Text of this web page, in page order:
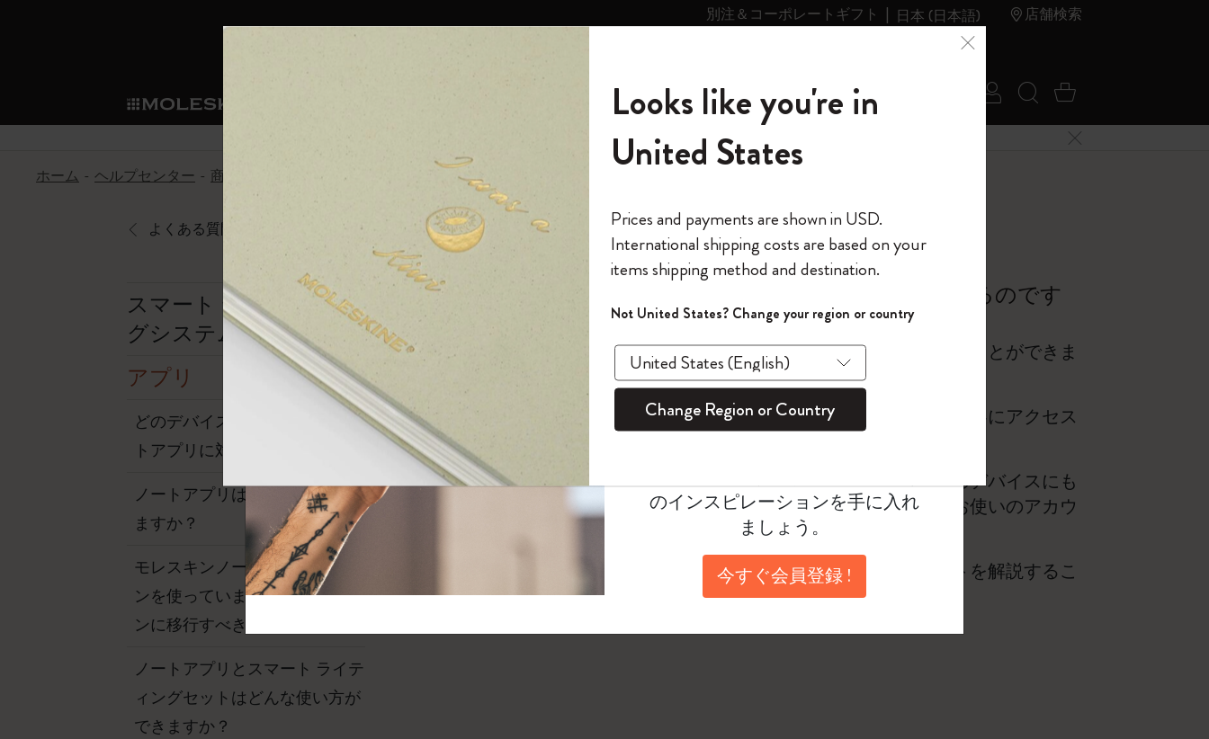
別注＆コーポレートギフト 日本 (日本語) 店舗検索
ノートブック
ノートブック
The Original Notebook
ミニノートブックチャーム
カイエ ＆ ジャーナル
セット
パッションジャーナル
スチューデントカイエジャーナル
ダイアリー
ダイアリー
パーソナル・ダイアリー
12カ月ダイアリー
15ヶ月プランナー
ウィークリープランナー
デイリープランナー
マンスリープランナー
ライフプランナー・コレクション
モレスキンスマート
サブカテゴリ
すべて見る
スマートライティング・システム
モレスキンスマートスマートとは
アプリ・サービス
ライティングツール
サブカテゴリ
モレスキンスマート
Blackwing x モレスキン
Kaweco x モレスキン
ペン & ペンシル
限定版ノートブック
サブカテゴリ
Reframe サングラス
ムーミン コレクション
キム・ジョンギコレクション
「Alice's Adventures in Wonderland」コレ
『ロード・オブ・ザ・リング』コレク
カラーパターン ノートブック
サクラコレクション
馬年コレクション
芸術と文化
サブカテゴリ
キム・ジョンギコレクション
Impressions of Impressionism コレクショ
ン
カサ・バトリョ 限定版コレクション
バッグ
すべて見る
バックパック
限定版バックパック
Shopper paper – made Collection
ギフト
サブカテゴリ
アートを愛する方への贈り物
プロフェッショナルへの贈り物
ミニマリストへの贈り物
マキシマリストへの贈り物
健康を愛する方への贈り物です
趣味を愛する方へのギフト
サブカテゴリ
カントリー・テーマ・ピンズ・コレク
ション
パッチ
サブカテゴリ
プライドをいつも胸に
Mardi Mercredi × モレスキン
スマートライティング・シス
テム
サブカテゴリ
スマートライティング・システム
スマートノートブック
スマートダイアリー
モレスキンスマートスマート
アプリ・サービス
サブカテゴリ
Notes
モレスキン Journal
モレスキン Planner
パーソナライズサ
カスタムダイアリー
カスタムノートブック
パッチ
和紙テープ
ミニノートブックチャーム
別注＆コーポレートギフト
リー
の世界
サブカテゴリ
モレスキンメンバーシップ
我々の歴史
モレスキンのマニフェスト
ペンと紙の力
持続可能な創造性
Detour
モレスキン Foundation
ール
ログイン
今すぐメンバー登録
ウェルカムオファー: 次回のご購入時に10% オフと送料無料
通常特典: パーソナライズの2冊ご購入で1冊無料
バースデー特典: 1回限りの割引（1ヶ月有効）
先行プレビュー: 新作コレクションへの先行アクセス
伝説的なお得情報: 会員限定の特別サプライズ
セールへの早期アクセス: お得な情報をいち早くチェック
モレスキン限定イベント: 優先アクセス
返品期間の延長: 1ヶ月間
アカウントを作成する
モレスキンの世界へようこそ
*メールアドレス
パスワードを表示
*パスワード
このデバイスで情報を保存する
ログイン
検索 (キーワード
カート 0 アイ
6,500円以上のご購入で送料無料
メニューを閉じる
ホーム
ヘルプセンター 商品 スマートライティングセット アカウントを作成してメールアドレスを登録する必要があるのですか？
よくある質問に戻る
アカウントを作成してメールアドレスを登録する必要があるのです
か？
アカウントセクションで、ノートアプリ用の無料アカウントを作成することができま
アカウントを作成することでどのモバイルデバイスからでもノートの内容にアクセス
でき、また書いた内容をバックアップ保存することが可能になります。
デジタル化したノートの内容を複数のデバイスから閲覧するには、どのデバイスにも
ノートアプリをあらかじめダウンロードし、ユーザーログイン情報がお使いのアカウ
ントとマッチしているか確認しておく必要があります。
複数の対応デバイスからコンテンツにアクセスできるよう、アカウントを解説するこ
とをおすすめします。データは個人アカウントに保存されます。
スマート ライティン
グシステム
アプリ
どのデバイスがモレスキンノー
トアプリに対応していますか？
ノートアプリはWindowsで使え
ますか？
モレスキンノートの旧バージョ
ンを使っています。 新バージョ
ンに移行すべきですか？
ノートアプリとスマート ライテ
ィングセットはどんな使い方が
できますか？
モレスキンの世界へようこそ
今すぐ会員登録して、コード
「WELCOME10」を入力すると、初
回注文が10%オフ＋送料無料になり
ます。セール・アウトレット品は
適用外。
のインスピレーションを手に入れ
ましょう。
今すぐ会員登録 !
Looks like you're in
United States
Prices and payments are shown in USD.
International shipping costs are based on your
items shipping method and destination.
Not United States? Change your region or country
Change Region or Country